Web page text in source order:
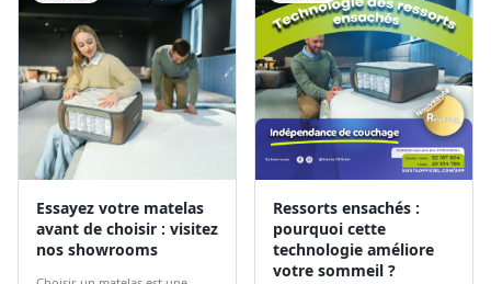
Essayez votre matelas
avant de choisir : visitez
nos showrooms
Ressorts ensachés :
pourquoi cette
technologie améliore
votre sommeil ?